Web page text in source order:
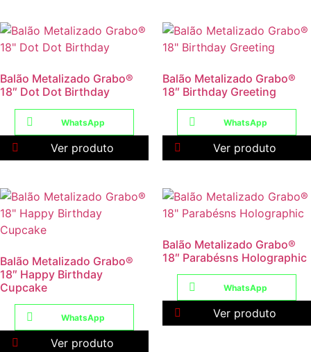
Balão Metalizado Grabo®
18″ Dot Dot Birthday
WhatsApp
Ver produto
Balão Metalizado Grabo®
18″ Birthday Greeting
WhatsApp
Ver produto
Balão Metalizado Grabo®
18″ Happy Birthday
Cupcake
WhatsApp
Ver produto
Balão Metalizado Grabo®
18″ Parabésns Holographic
WhatsApp
Ver produto